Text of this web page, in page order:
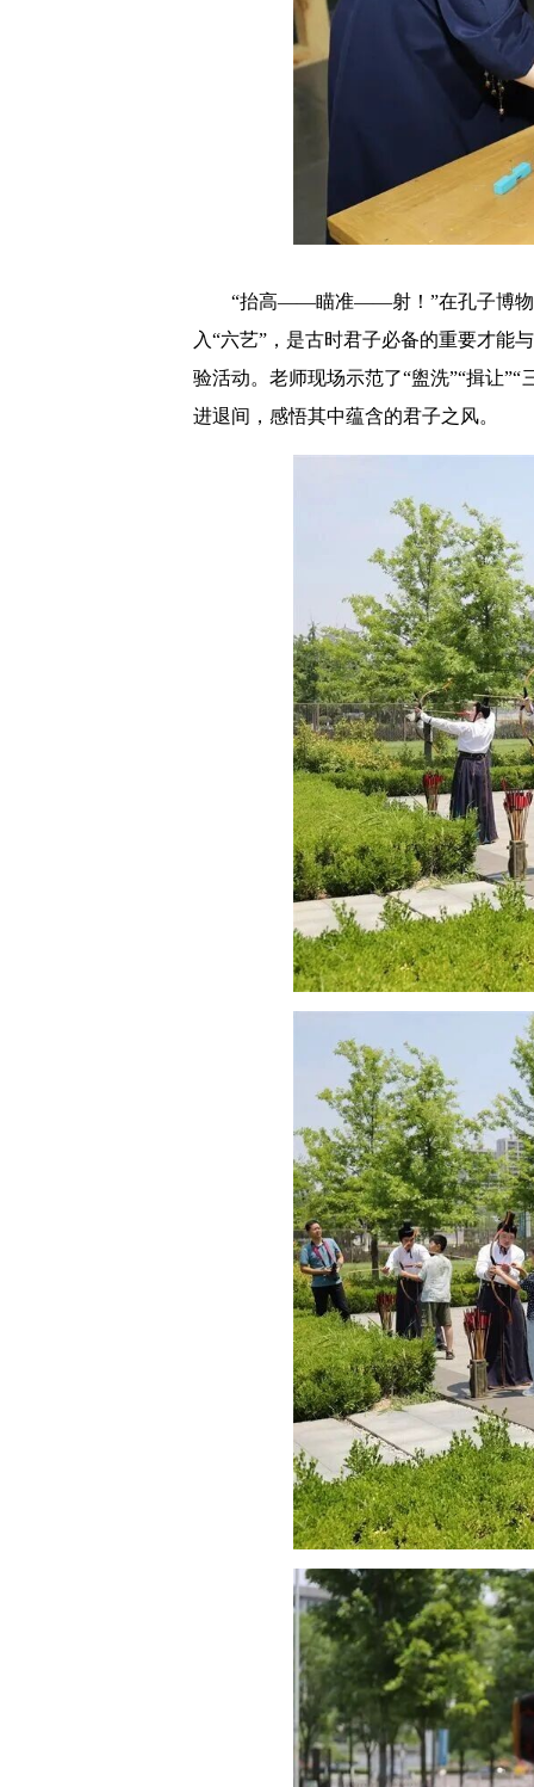
“抬高——瞄准——射！”在孔子博物
入“六艺”，是古时君子必备的重要才能
验活动。老师现场示范了“盥洗”“揖让
进退间，感悟其中蕴含的君子之风。